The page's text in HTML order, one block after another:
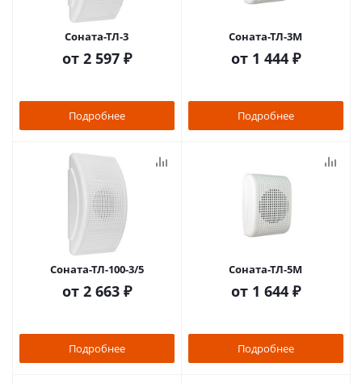
Соната-ТЛ-3
от 2 597 ₽
Подробнее
Соната-ТЛ-3М
от 1 444 ₽
Подробнее
Соната-ТЛ-100-3/5
от 2 663 ₽
Подробнее
Соната-ТЛ-5М
от 1 644 ₽
Подробнее